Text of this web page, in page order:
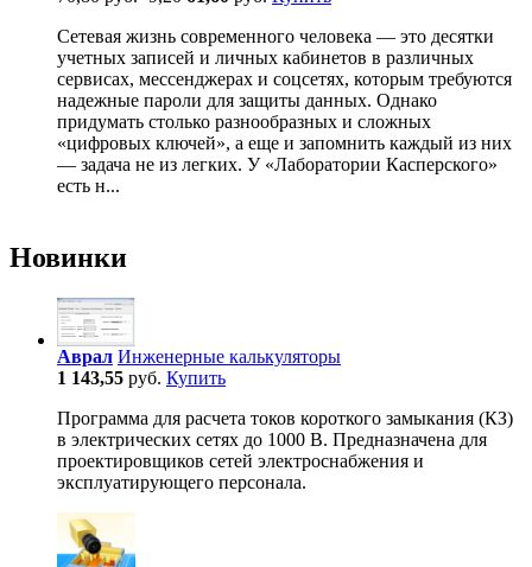
Сетевая жизнь современного человека — это десятки
учетных записей и личных кабинетов в различных
сервисах, мессенджерах и соцсетях, которым требуются
надежные пароли для защиты данных. Однако
придумать столько разнообразных и сложных
«цифровых ключей», а еще и запомнить каждый из них
— задача не из легких. У «Лаборатории Касперского»
есть н...
Новинки
Аврал Инженерные калькуляторы
1 143,55 руб. Купить
Программа для расчета токов короткого замыкания (КЗ)
в электрических сетях до 1000 В. Предназначена для
проектировщиков сетей электроснабжения и
эксплуатирующего персонала.